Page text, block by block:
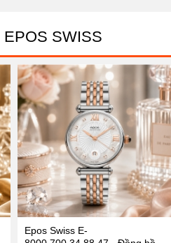
SWISS
Epos Swiss E-